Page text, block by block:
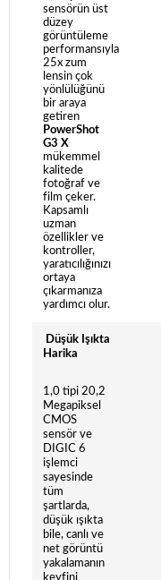
sensörün üst
düzey
görüntüleme
performansıyla
25x zum
lensin çok
yönlülüğünü
bir araya
getiren
PowerShot
G3 X
mükemmel
kalitede
fotoğraf ve
film çeker.
Kapsamlı
uzman
özellikler ve
kontroller,
yaratıcılığınızı
ortaya
çıkarmanıza
yardımcı olur.
Düşük Işıkta
Harika
1,0 tipi 20,2
Megapiksel
CMOS
sensör ve
DIGIC 6
işlemci
sayesinde
tüm
şartlarda,
düşük ışıkta
bile, canlı ve
net görüntü
yakalamanın